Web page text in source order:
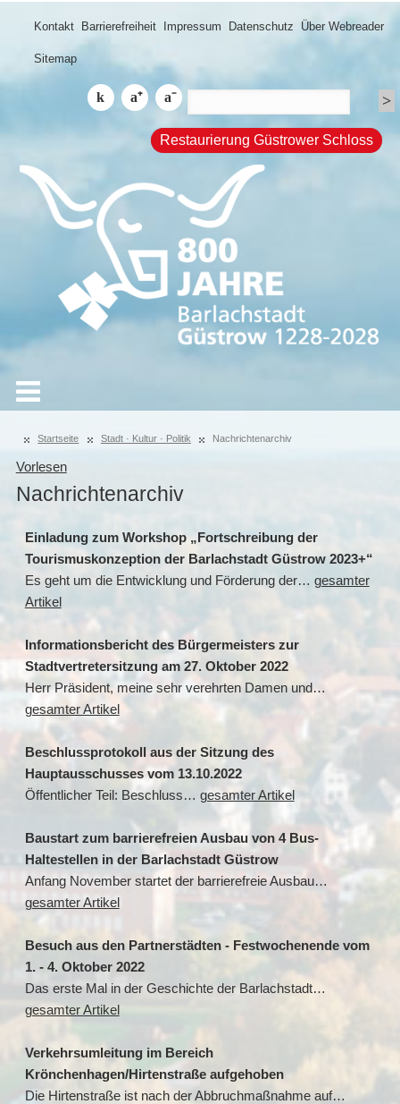
Kontakt Barrierefreiheit Impressum Datenschutz Über Webreader
Sitemap
Restaurierung Güstrower Schloss
Startseite Stadt · Kultur · Politik Nachrichtenarchiv
Vorlesen
Nachrichtenarchiv
Einladung zum Workshop „Fortschreibung der
Tourismuskonzeption der Barlachstadt Güstrow 2023+“
Es geht um die Entwicklung und Förderung der… gesamter
Artikel
Informationsbericht des Bürgermeisters zur
Stadtvertretersitzung am 27. Oktober 2022
Herr Präsident, meine sehr verehrten Damen und…
gesamter Artikel
Beschlussprotokoll aus der Sitzung des
Hauptausschusses vom 13.10.2022
Öffentlicher Teil: Beschluss… gesamter Artikel
Baustart zum barrierefreien Ausbau von 4 Bus-
Haltestellen in der Barlachstadt Güstrow
Anfang November startet der barrierefreie Ausbau…
gesamter Artikel
Besuch aus den Partnerstädten - Festwochenende vom
1. - 4. Oktober 2022
Das erste Mal in der Geschichte der Barlachstadt…
gesamter Artikel
Verkehrsumleitung im Bereich
Krönchenhagen/Hirtenstraße aufgehoben
Die Hirtenstraße ist nach der Abbruchmaßnahme auf…